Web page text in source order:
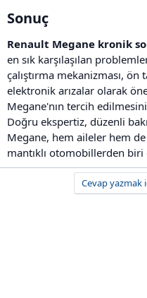
Sonuç​
Renault Megane kronik
en sık karşılaşılan
çalıştırma mekanizması, ön
elektronik arızalar olarak
Megane'nın tercih
Doğru ekspertiz, düzenli
Megane, hem aileler hem
mantıklı otomobillerden
Cevap yazmak